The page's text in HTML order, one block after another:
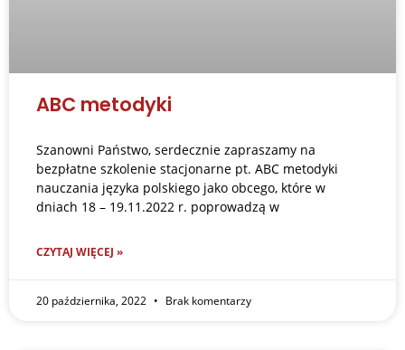
ABC metodyki
Szanowni Państwo, serdecznie zapraszamy na
bezpłatne szkolenie stacjonarne pt. ABC metodyki
nauczania języka polskiego jako obcego, które w
dniach 18 – 19.11.2022 r. poprowadzą w
CZYTAJ WIĘCEJ »
20 października, 2022 Brak komentarzy